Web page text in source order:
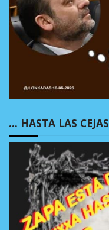
… HASTA LAS CEJAS